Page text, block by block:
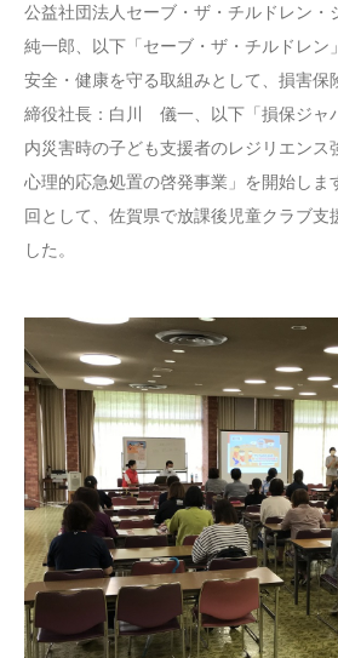
公益社団法人セーブ・ザ・チルドレン・
純一郎、以下「セーブ・ザ・チルドレン
安全・健康を守る取組みとして、損害保
締役社長：白川 儀一、以下「損保ジャ
内災害時の子ども支援者のレジリエンス
心理的応急処置の啓発事業」を開始しま
回として、佐賀県で放課後児童クラブ支
した。